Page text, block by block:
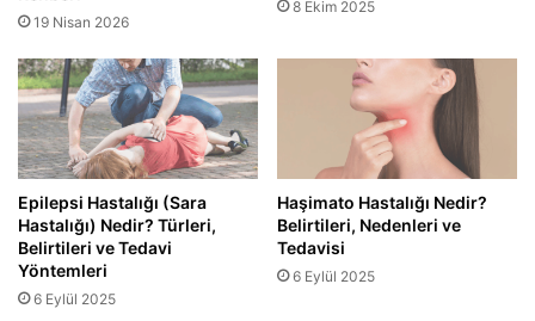
19 Nisan 2026
8 Ekim 2025
Epilepsi Hastalığı (Sara
Hastalığı) Nedir? Türleri,
Belirtileri ve Tedavi
Yöntemleri
6 Eylül 2025
Haşimato Hastalığı Nedir?
Belirtileri, Nedenleri ve
Tedavisi
6 Eylül 2025